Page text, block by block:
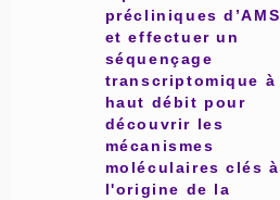
précliniques d’AMS
et effectuer un
séquençage
transcriptomique à
haut débit pour
découvrir les
mécanismes
moléculaires clés à
l'origine de la